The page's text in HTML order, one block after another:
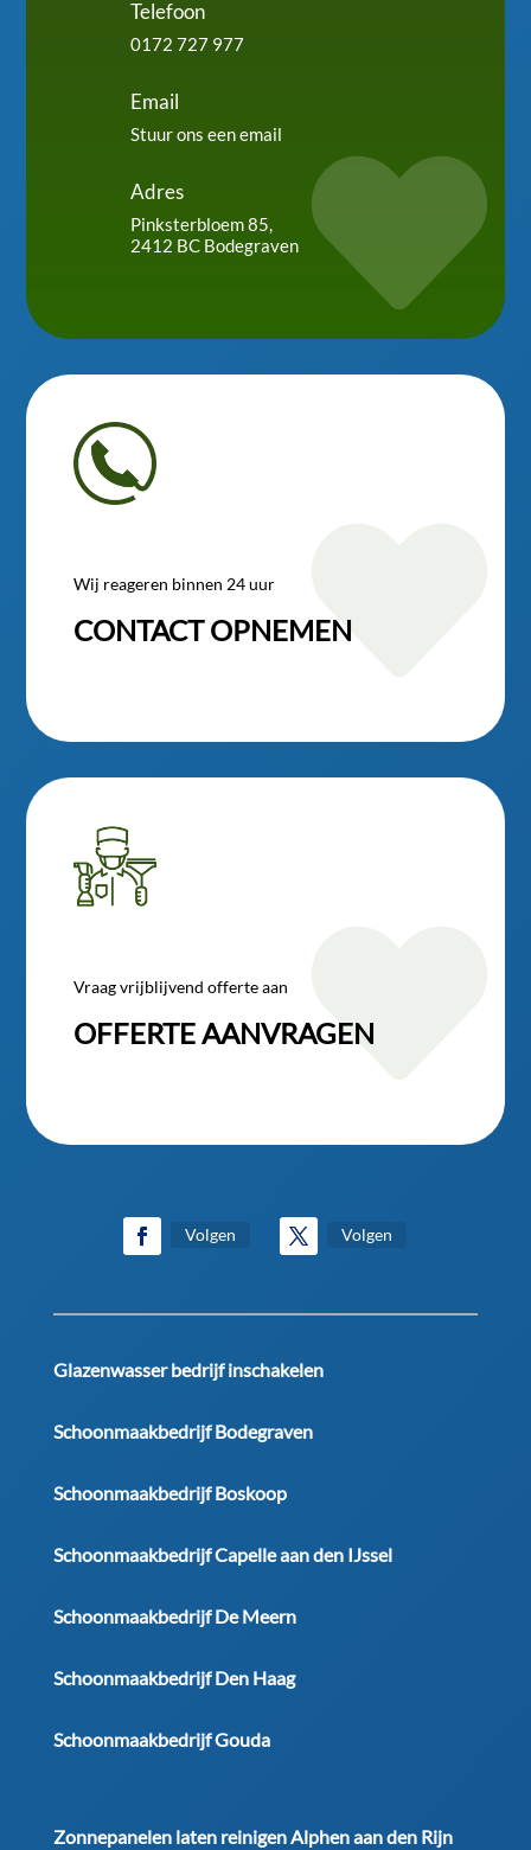
Telefoon
0172 727 977
Email
Stuur ons een email
Adres
Pinksterbloem 85,
2412 BC Bodegraven

Wij reageren binnen 24 uur
CONTACT OPNEMEN
Vraag vrijblijvend offerte aan
OFFERTE AANVRAGEN

Volgen Volgen
Glazenwasser bedrijf inschakelen
Schoonmaakbedrijf Bodegraven
Schoonmaakbedrijf Boskoop
Schoonmaakbedrijf Capelle aan den IJssel
Schoonmaakbedrijf De Meern
Schoonmaakbedrijf Den Haag
Schoonmaakbedrijf Gouda
Zonnepanelen laten reinigen Alphen aan den Rijn